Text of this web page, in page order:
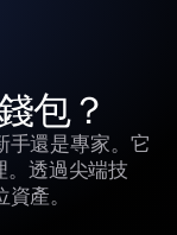
包？
手還是專家。它
。透過尖端技
產。